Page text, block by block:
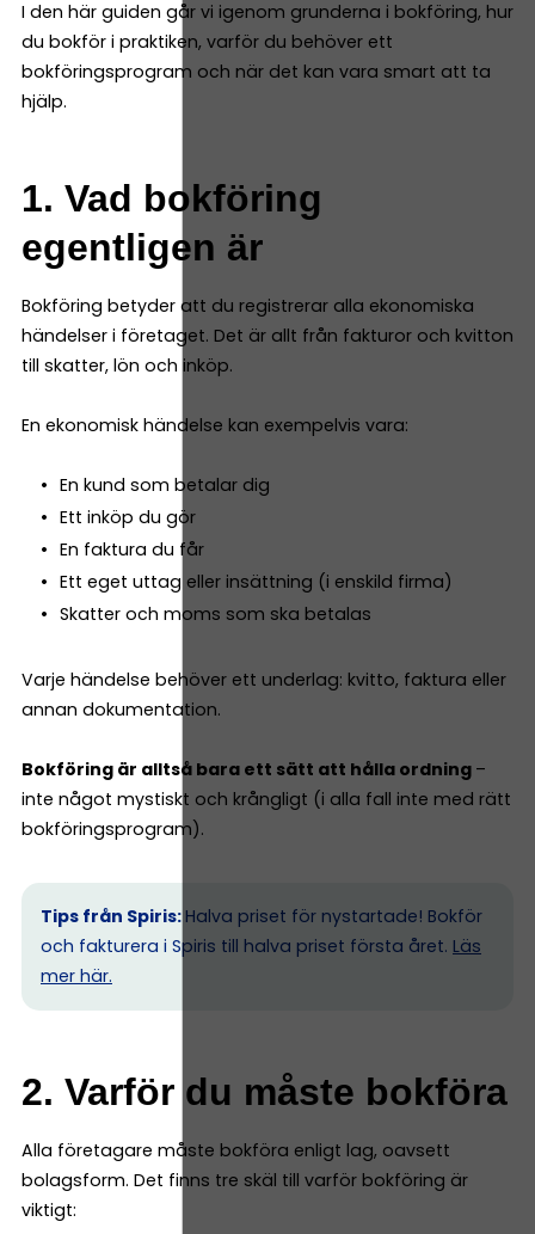
I den här guiden går vi igenom grunderna i bokföring, hur
du bokför i praktiken, varför du behöver ett
bokföringsprogram och när det kan vara smart att ta
hjälp.
1. Vad bokföring
egentligen är
Bokföring betyder att du registrerar alla ekonomiska
händelser i företaget. Det är allt från fakturor och kvitton
till skatter, lön och inköp.
En ekonomisk händelse kan exempelvis vara:
En kund som betalar dig
Ett inköp du gör
En faktura du får
Ett eget uttag eller insättning (i enskild firma)
Skatter och moms som ska betalas
Varje händelse behöver ett underlag: kvitto, faktura eller
annan dokumentation.
Bokföring är alltså bara ett sätt att hålla ordning –
inte något mystiskt och krångligt (i alla fall inte med rätt
bokföringsprogram).
Tips från Spiris: Halva priset för nystartade! Bokför
och fakturera i Spiris till halva priset första året. Läs
mer här.
2. Varför du måste bokföra
Alla företagare måste bokföra enligt lag, oavsett
bolagsform. Det finns tre skäl till varför bokföring är
viktigt: